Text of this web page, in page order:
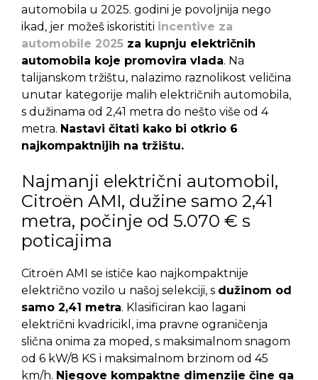
automobila u 2025. godini je povoljnija nego
ikad, jer možeš iskoristiti incentive za
automobile 2025 za kupnju električnih
automobila koje promovira vlada. Na
talijanskom tržištu, nalazimo raznolikost veličina
unutar kategorije malih električnih automobila,
s dužinama od 2,41 metra do nešto više od 4
metra. Nastavi čitati kako bi otkrio 6
najkompaktnijih na tržištu.
Najmanji električni automobil,
Citroën AMI, dužine samo 2,41
metra, počinje od 5.070 € s
poticajima
Citroën AMI se ističe kao najkompaktnije
električno vozilo u našoj selekciji, s dužinom od
samo 2,41 metra. Klasificiran kao lagani
električni kvadricikl, ima pravne ograničenja
slična onima za moped, s maksimalnom snagom
od 6 kW/8 KS i maksimalnom brzinom od 45
km/h. Njegove kompaktne dimenzije čine ga